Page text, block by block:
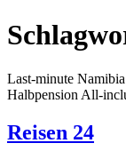
Last-minute
Halbpension All-
Reisen 24